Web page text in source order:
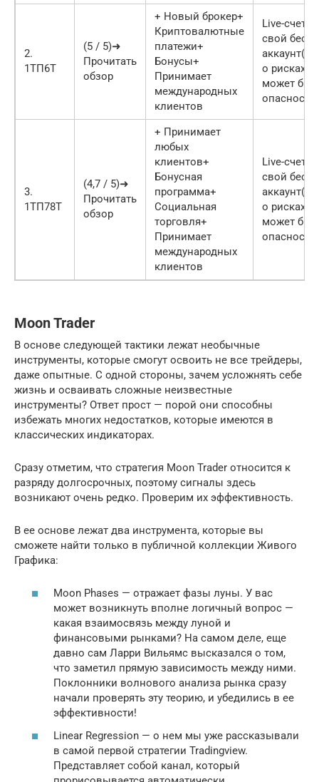
2.
1ТП6Т
(5 / 5)➜
Прочитать
обзор
+ Новый брокер+
Криптовалютные
платежи+
Бонусы+
Принимает
международных
клиентов
Live-счет
свой
о рисках:
может
опасности)
3.
1ТП78Т
(4,7 / 5)➜
Прочитать
обзор
+ Принимает
любых
клиентов+
Бонусная
программа+
Социальная
торговля+
Принимает
международных
клиентов
Live-счет
свой
о рисках:
может
опасности)
Moon Trader
В основе следующей тактики лежат необычные
инструменты, которые смогут освоить не все трейдеры,
даже опытные. С одной стороны, зачем усложнять себе
жизнь и осваивать сложные неизвестные
инструменты? Ответ прост — порой они способны
избежать многих недостатков, которые имеются в
классических индикаторах.
Сразу отметим, что стратегия Moon Trader относится к
разряду долгосрочных, поэтому сигналы здесь
возникают очень редко. Проверим их эффективность.
В ее основе лежат два инструмента, которые вы
сможете найти только в публичной коллекции Живого
Графика:
Moon Phases — отражает фазы луны. У вас
может возникнуть вполне логичный вопрос —
какая взаимосвязь между луной и
финансовыми рынками? На самом деле, еще
давно сам Ларри Вильямс высказался о том,
что заметил прямую зависимость между ними.
Поклонники волнового анализа рынка сразу
начали проверять эту теорию, и убедились в ее
эффективности!
Linear Regression — о нем мы уже рассказывали
в самой первой стратегии Tradingview.
Представляет собой канал, который